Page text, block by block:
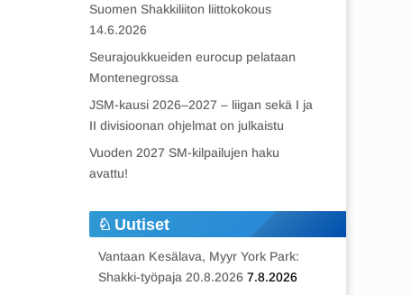
Suomen Shakkiliiton liittokokous
14.6.2026
Seurajoukkueiden eurocup pelataan
Montenegrossa
JSM-kausi 2026–2027 – liigan sekä I ja
II divisioonan ohjelmat on julkaistu
Vuoden 2027 SM-kilpailujen haku
avattu!
Uutiset
Vantaan Kesälava, Myyr York Park:
Shakki-työpaja 20.8.2026 7.8.2026